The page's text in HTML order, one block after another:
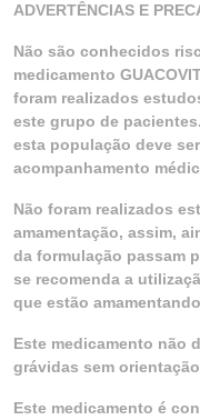
ADVERTÊNCIAS E
Não são conhecidos
medicamento
foram realizados
este grupo de
esta população deve
acompanhamento
Não foram realizados
amamentação, assim,
da formulação passam
se recomenda a
que estão
Este medicamento não
grávidas sem
Este medicamento é